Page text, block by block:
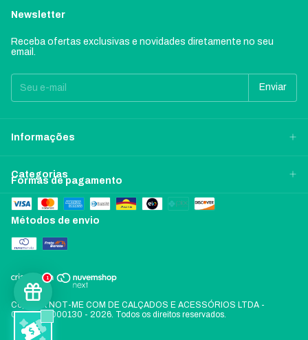
1
Newsletter
Receba ofertas exclusivas e novidades diretamente no seu
email.
Informações
Categorias
Formas de pagamento
Métodos de envio
Copyright NOT-ME COM DE CALÇADOS E ACESSÓRIOS LTDA -
06197478000130 - 2026. Todos os direitos reservados.